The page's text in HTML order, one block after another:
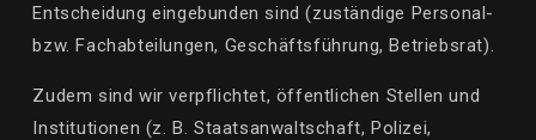
Entscheidung eingebunden sind (zuständige Personal-
bzw. Fachabteilungen, Geschäftsführung, Betriebsrat).
Zudem sind wir verpflichtet, öffentlichen Stellen und
Institutionen (z. B. Staatsanwaltschaft, Polizei,